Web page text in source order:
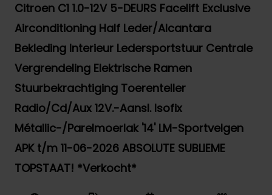
Citroen C1 1.0-12V 5-DEURS Facelift Exclusive
Airconditioning Half Leder/Alcantara
Bekleding Interieur Ledersportstuur Centrale
Vergrendeling Elektrische Ramen
Stuurbekrachtiging Toerenteller
Radio/Cd/Aux 12V.-Aansl. Isofix
Métallic-/Parelmoerlak '14' LM-Sportvelgen
APK t/m 11-06-2026 ABSOLUTE SUBLIEME
TOPSTAAT! *Verkocht*